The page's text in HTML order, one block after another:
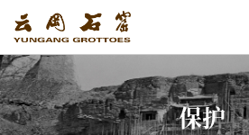
保护